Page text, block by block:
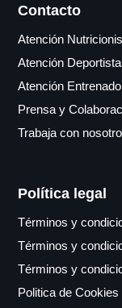
Contacto
Atención
Atención
Atención
Prensa y
Trabaja con
Política legal
Términos y
Términos y
Términos y
Politica de Cookies